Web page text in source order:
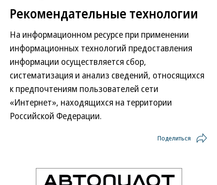
Рекомендательные технологии
На информационном ресурсе при применении
информационных технологий предоставления
информации осуществляется сбор,
систематизация и анализ сведений, относящихся
к предпочтениям пользователей сети
«Интернет», находящихся на территории
Российской Федерации.
Поделиться